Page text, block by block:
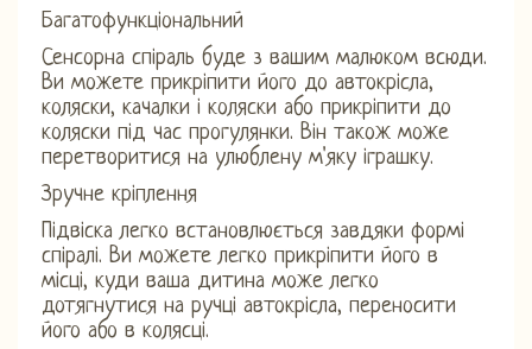
Багатофункціональний
Сенсорна спіраль буде з вашим малюком всюди.
Ви можете прикріпити його до автокрісла,
коляски, качалки і коляски або прикріпити до
коляски під час прогулянки. Він також може
перетворитися на улюблену м'яку іграшку.
Зручне кріплення
Підвіска легко встановлюється завдяки формі
спіралі. Ви можете легко прикріпити його в
місці, куди ваша дитина може легко
дотягнутися на ручці автокрісла, переносити
його або в колясці.